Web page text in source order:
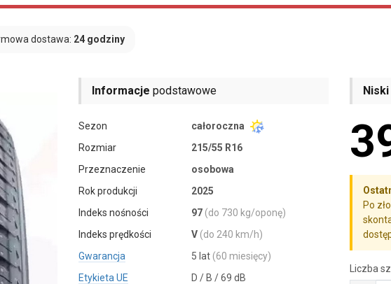
dostawa: 24 godziny
Informacje podstawowe
Sezon
całoroczna
Rozmiar
215/55 R16
Przeznaczenie
osobowa
Rok produkcji
2025
Indeks nośności
97 (do 730 kg/oponę)
Indeks prędkości
V (do 240 km/h)
Gwarancja
5 lat (60 miesięcy)
Etykieta UE
D / B / 69 dB
Niski
Po
Liczba